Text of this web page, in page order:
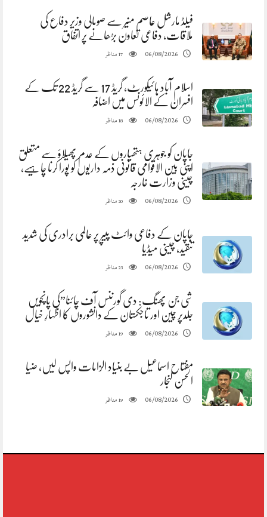
فیلڈ مارشل عاصم منیر سے صومالی وزیر دفاع کی
ملاقات، دفاعی تعاون بڑھانے پر اتفاق
06/08/2026
17مناظر
اسلام آباد ہائیکورٹ، گریڈ 17 سے گریڈ 22 تک کے
افسران کے الائونس میں اضافہ
06/08/2026
18مناظر
جاپان کو جوہری ہتھیاروں کے عدم پھیلاؤ سے متعلق
اپنی بین الاقوامی قانونی ذمہ داریوں کو پورا کرنا چاہیے،
چینی وزارت خارجہ
06/08/2026
20مناظر
جاپان کے دفاعی وائٹ پیپر پر عالمی برادری کی شدید
تنقید، چینی میڈیا
06/08/2026
23مناظر
شی جن پھنگ: دی گورننس آف چائنا”کی پانچویں
جلدپر چین اور تاجکستان کے دانشوروں کا اظہارِ خیال
06/08/2026
19مناظر
مفتاح اسماعیل بے بنیاد الزامات واپس لیں، ضیا
الحسن لنجار
06/08/2026
19مناظر